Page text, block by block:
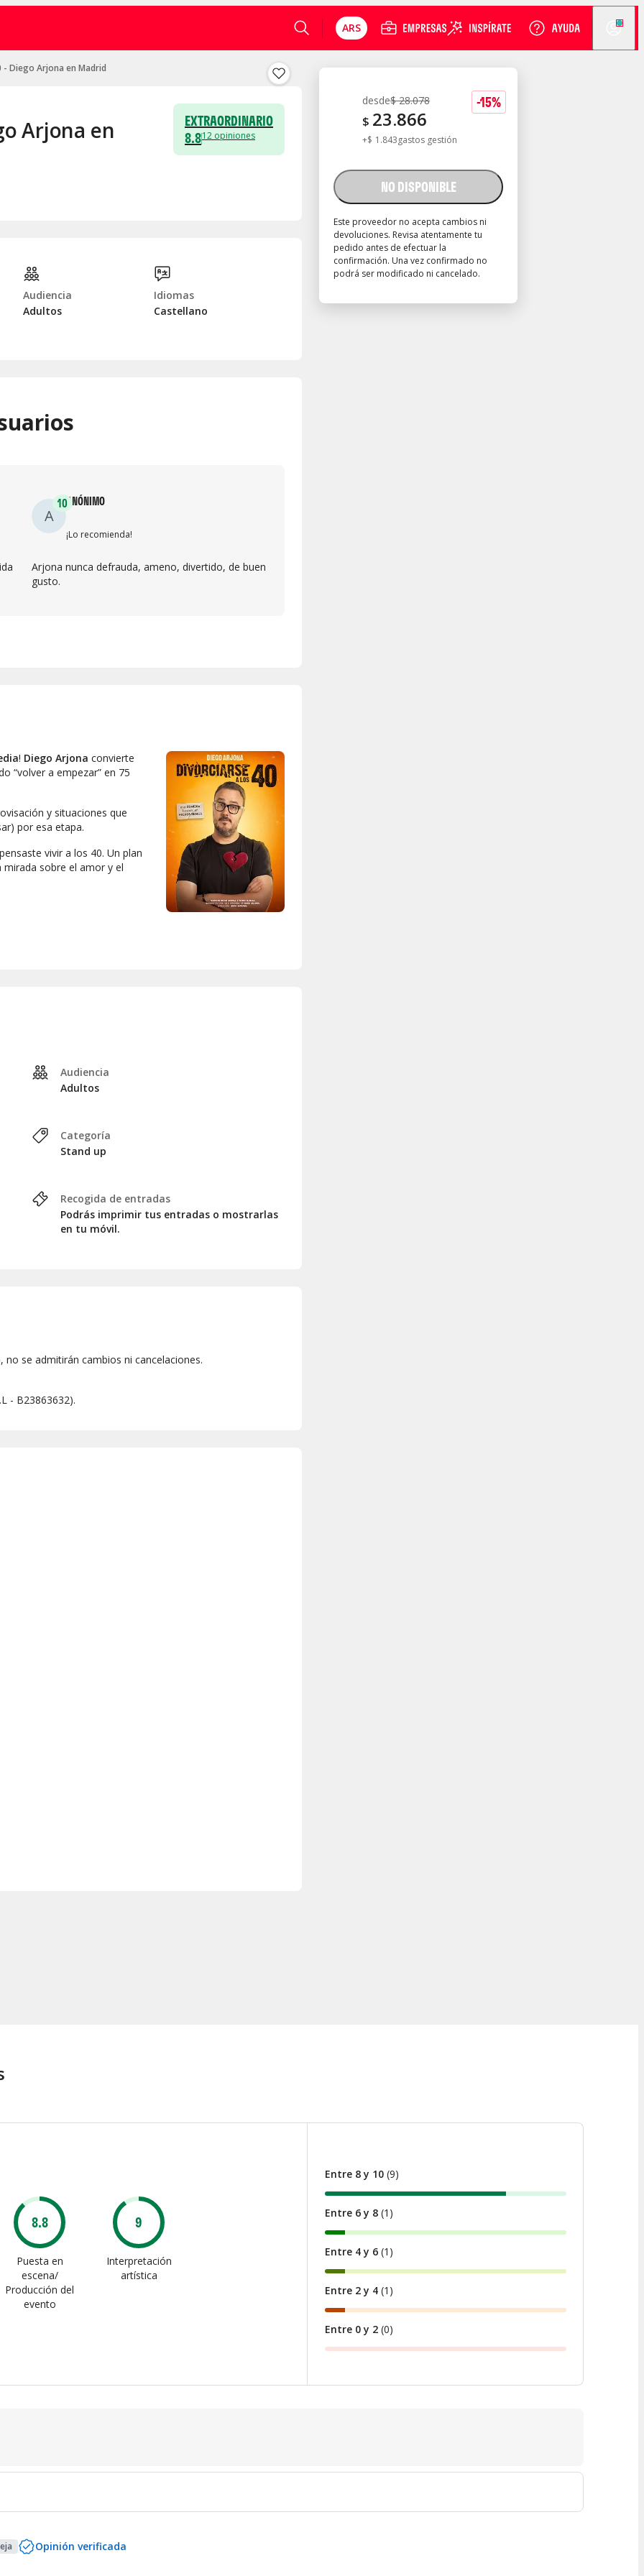
ARS
- Diego Arjona en Madrid
-15%
desde$ 28.078
$ 23.866
+$ 1.843gastos gestión
NO DISPONIBLE
Este proveedor no acepta cambios ni
devoluciones. Revisa atentamente tu
pedido antes de efectuar la
confirmación. Una vez confirmado no
podrá ser modificado ni cancelado.
Arjona en
EXTRAORDINARIO
8.812 opiniones
Audiencia
Adultos
Idiomas
Castellano
A
10ANÓNIMO
¡Lo recomienda!
Arjona nunca defrauda, ameno, divertido, de buen
gusto.
! Diego Arjona convierte
“volver a empezar” en 75
y situaciones que
por esa etapa.
vivir a los 40. Un plan
sobre el amor y el
Audiencia
Adultos
Categoría
Stand up
Recogida de entradas
Podrás imprimir tus entradas o mostrarlas
en tu móvil.
se admitirán cambios ni cancelaciones.
- B23863632).
8.8
Puesta en
escena/
Producción del
evento
9
Interpretación
artística
Entre 8 y 10 (9)
Entre 6 y 8 (1 )
Entre 4 y 6 (1 )
Entre 2 y 4 (1 )
Entre 0 y 2 (0)
Opinión verificada